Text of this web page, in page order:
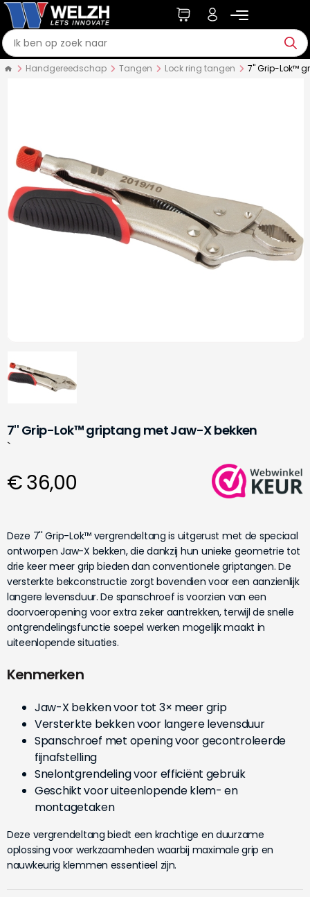
Handgereedschap Tangen Lock ring tangen 7'' Grip-Lok™
7'' Grip-Lok™ griptang met Jaw-X bekken
`
€ 36,00
Deze 7'' Grip-Lok™ vergrendeltang is uitgerust met de speciaal
ontworpen Jaw-X bekken, die dankzij hun unieke geometrie tot
drie keer meer grip bieden dan conventionele griptangen. De
versterkte bekconstructie zorgt bovendien voor een aanzienlijk
langere levensduur. De spanschroef is voorzien van een
doorvoeropening voor extra zeker aantrekken, terwijl de snelle
ontgrendelingsfunctie soepel werken mogelijk maakt in
uiteenlopende situaties.
Kenmerken
Jaw-X bekken voor tot 3× meer grip
Versterkte bekken voor langere levensduur
Spanschroef met opening voor gecontroleerde
fijnafstelling
Snelontgrendeling voor efficiënt gebruik
Geschikt voor uiteenlopende klem- en
montagetaken
Deze vergrendeltang biedt een krachtige en duurzame
oplossing voor werkzaamheden waarbij maximale grip en
nauwkeurig klemmen essentieel zijn.